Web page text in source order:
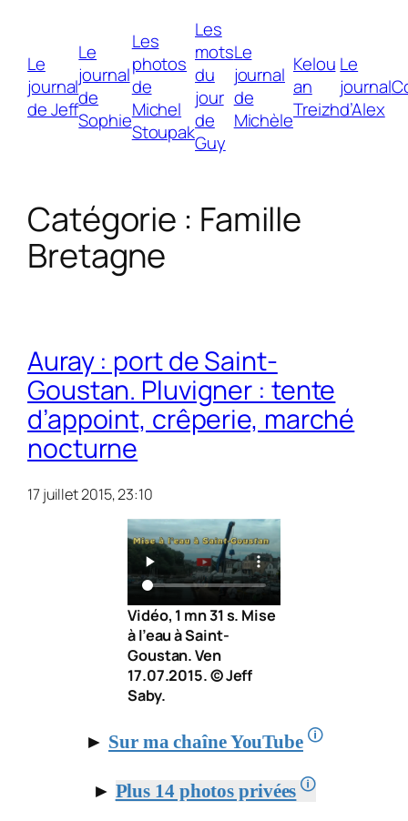
Le
journal
de Jeff
Le
journal
de
Sophie
Les
photos
de
Michel
Stoupak
Les
mots
du
jour
de
Guy
Le
journal
de
Michèle
Kelou
an
Treizh
Le
journal
d’Alex
Catégorie : Famille
Bretagne
Auray : port de Saint-
Goustan. Pluvigner : tente
d’appoint, crêperie, marché
nocturne
17 juillet 2015, 23:10
Vidéo, 1 mn 31 s. Mise
à l’eau à Saint-
Goustan. Ven
17.07.2015. © Jeff
Saby.
► Sur ma chaîne YouTube 🛈
► Plus 14 photos privées 🛈